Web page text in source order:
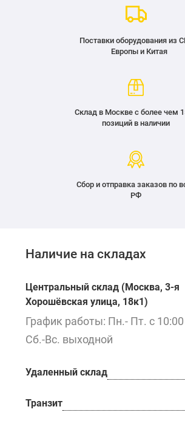
Поставки оборудования из
Европы и Китая
Склад в Москве с более чем
позиций в наличии
Сбор и отправка заказов по
РФ
Наличие на складах
Центральный склад (Москва, 3-я
Хорошёвская улица, 18к1)
График работы: Пн.- Пт. с
Сб.-Вс. выходной
Удаленный склад
Транзит